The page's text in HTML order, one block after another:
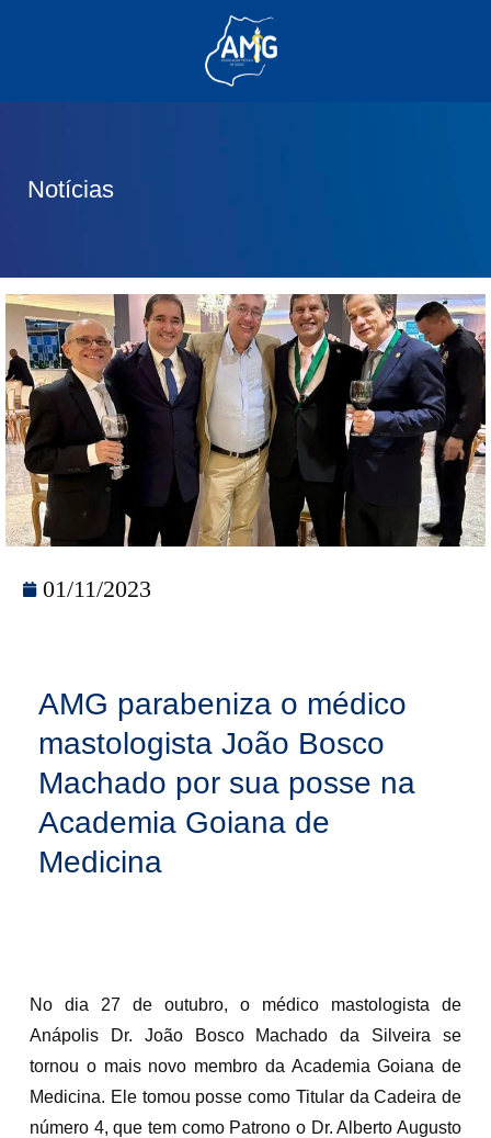
Notícias
01/11/2023
AMG parabeniza o médico
mastologista João Bosco
Machado por sua posse na
Academia Goiana de
Medicina
No dia 27 de outubro, o médico mastologista de
Anápolis Dr. João Bosco Machado da Silveira se
tornou o mais novo membro da Academia Goiana de
Medicina. Ele tomou posse como Titular da Cadeira de
número 4, que tem como Patrono o Dr. Alberto Augusto